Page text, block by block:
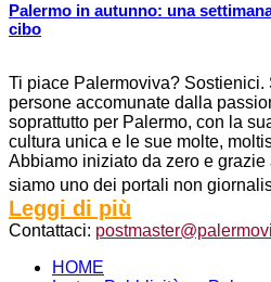
Palermo in autunno: una
cibo
Ti piace Palermoviva? Sostienici.
persone accomunate dalla
soprattutto per Palermo, con la
cultura unica e le sue molte,
Abbiamo iniziato da zero e
siamo uno dei portali non
Leggi di più
Contattaci:
HOME